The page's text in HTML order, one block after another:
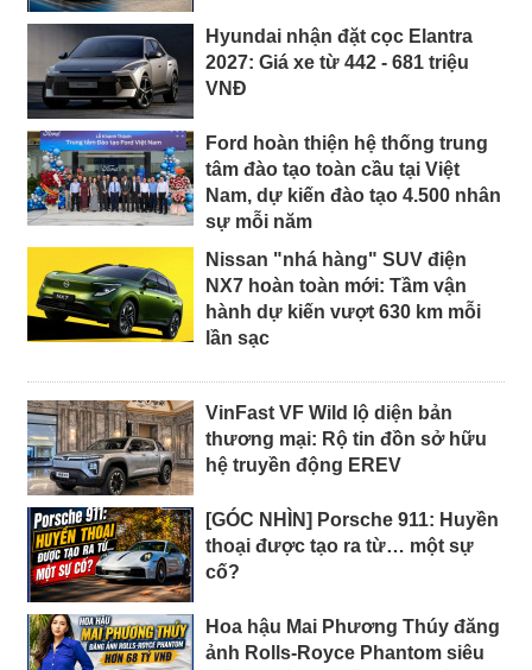
Hyundai nhận đặt cọc Elantra
2027: Giá xe từ 442 - 681 triệu
VNĐ
Ford hoàn thiện hệ thống trung
tâm đào tạo toàn cầu tại Việt
Nam, dự kiến đào tạo 4.500 nhân
sự mỗi năm
Nissan "nhá hàng" SUV điện
NX7 hoàn toàn mới: Tầm vận
hành dự kiến vượt 630 km mỗi
lần sạc
VinFast VF Wild lộ diện bản
thương mại: Rộ tin đồn sở hữu
hệ truyền động EREV
[GÓC NHÌN] Porsche 911: Huyền
thoại được tạo ra từ… một sự
cố?
Hoa hậu Mai Phương Thúy đăng
ảnh Rolls-Royce Phantom siêu